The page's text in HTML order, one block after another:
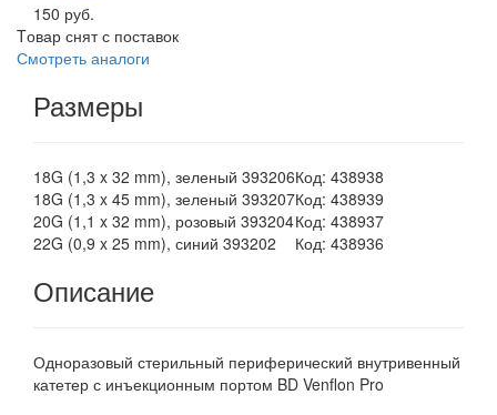
150 руб.
Tовар снят с поставок
Смотреть аналоги
Размеры
18G (1,3 x 32 mm), зеленый 393206Код: 438938
18G (1,3 x 45 mm), зеленый 393207Код: 438939
20G (1,1 x 32 mm), розовый 393204Код: 438937
22G (0,9 x 25 mm), синий 393202
Код: 438936
Описание
Одноразовый стерильный периферический внутривенный
катетер с инъекционным портом BD Venflon Pro